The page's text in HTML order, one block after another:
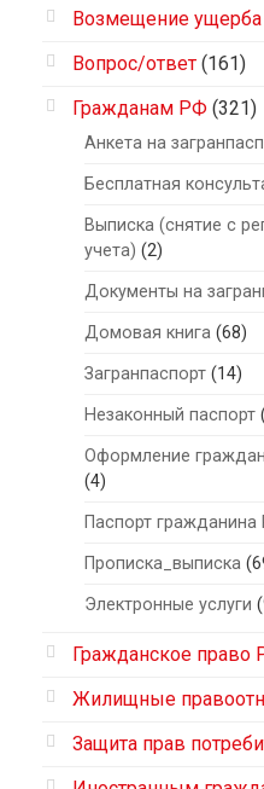
Возмещение ущерба
Вопрос/ответ (161)
Гражданам РФ (321)
Анкета на
Бесплатная
Выписка (снятие с
учета) (2)
Документы на
Домовая книга (68)
Загранпаспорт (14)
Незаконный паспорт
Оформление
(4)
Паспорт гражданина
Прописка_выписка
Электронные услуги
Гражданское право
Жилищные
Защита прав